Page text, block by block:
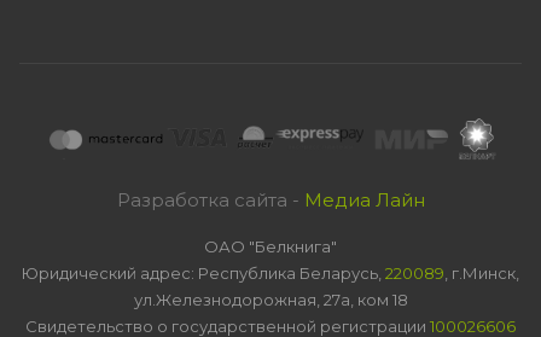
Разработка сайта - Медиа Лайн
ОАО "Белкнига"
Юридический адрес: Республика Беларусь, 220089 , г.Минск,
ул.Железнодорожная, 27а, ком 18
Свидетельство о государственной регистрации 100026606